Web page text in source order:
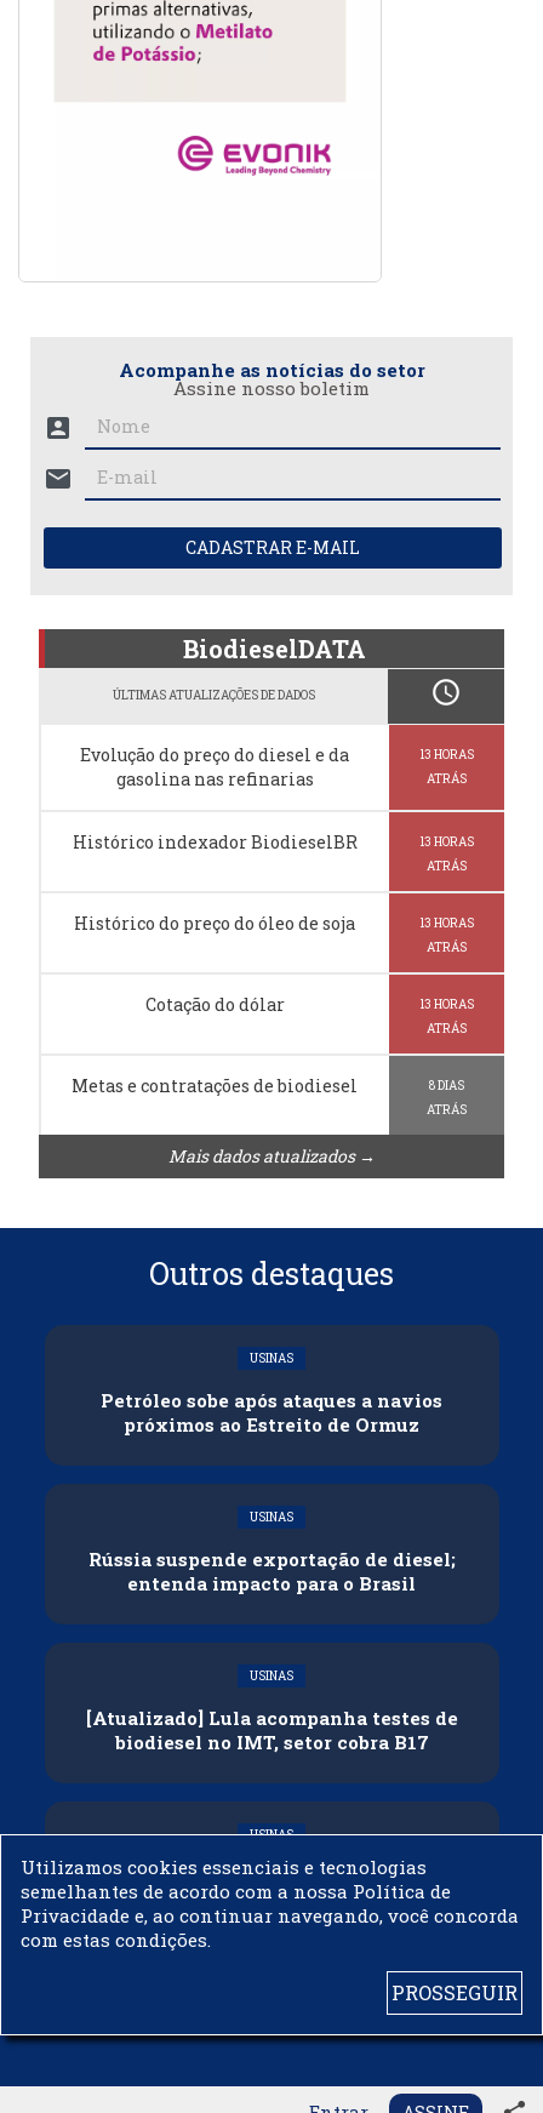
Acompanhe as notícias do setor
Assine nosso boletim
account_box
mail
CADASTRAR E-MAIL
BiodieselDATA
ÚLTIMAS ATUALIZAÇÕES DE DADOS schedule
Evolução do preço do diesel e da
gasolina nas refinarias
13 HORAS
ATRÁS
Histórico indexador BiodieselBR
13 HORAS
ATRÁS
Histórico do preço do óleo de soja
13 HORAS
ATRÁS
Cotação do dólar
13 HORAS
ATRÁS
Metas e contratações de biodiesel
8 DIAS
ATRÁS
Mais dados atualizados →
Outros destaques
USINAS
Petróleo sobe após ataques a navios
próximos ao Estreito de Ormuz
USINAS
Rússia suspende exportação de diesel;
entenda impacto para o Brasil
USINAS
[Atualizado] Lula acompanha testes de
biodiesel no IMT, setor cobra B17
USINAS
Governo adia reunião sobre mistura de
etanol na gasolina
Utilizamos cookies essenciais e tecnologias
semelhantes de acordo com a nossa Política de
Privacidade e, ao continuar navegando, você concorda
com estas condições.
PROSSEGUIR